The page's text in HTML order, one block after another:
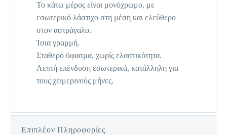
Το κάτω μέρος είναι μονόχρωμο, με
εσωτερικό λάστιχο στη μέση και ελεύθερο
στον αστράγαλο.
Ίσια γραμμή.
Σταθερό ύφασμα, χωρίς ελαστικότητα.
Λεπτή επένδυση εσωτερικά, κατάλληλη για
τους χειμερινούς μήνες.
Επιπλέον Πληροφορίες